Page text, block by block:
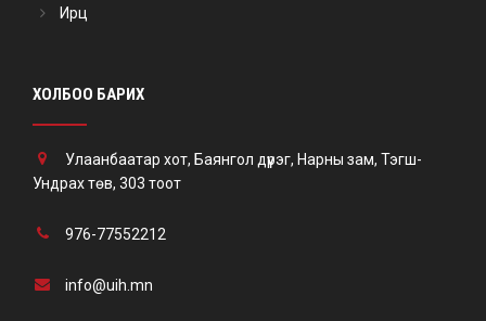
Ирц
ХОЛБОО БАРИХ
Улаанбаатар хот, Баянгол дүүрэг, Нарны зам, Тэгш-
Ундрах төв, 303 тоот
976-77552212
info@uih.mn